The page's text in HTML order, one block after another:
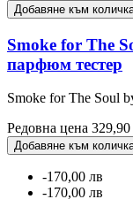
Добавяне към
Smoke for The
парфюм тестер
Smoke for The Soul
Редовна цена 329,90
Добавяне към
-170,00 лв
-170,00 лв